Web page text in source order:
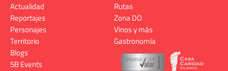
Actualidad
Reportajes
Personajes
Territorio
Rutas
Zona DO
Vinos y más
Gastronomía
Blogs
5B Events